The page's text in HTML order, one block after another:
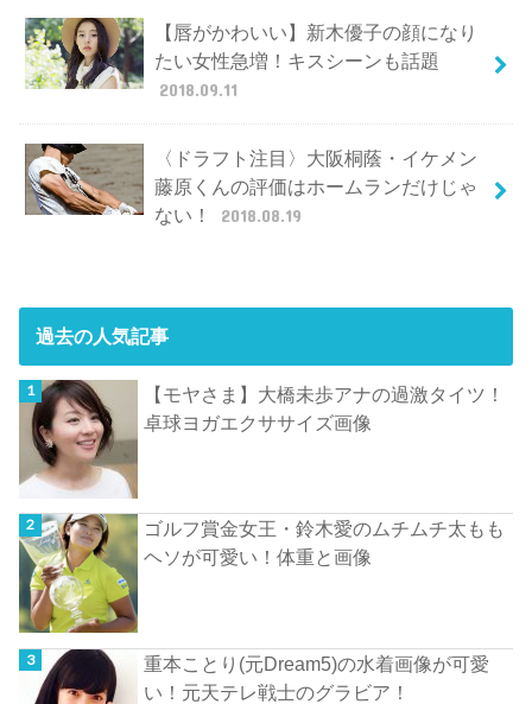
【唇がかわいい】新木優子の顔になり
たい女性急増！キスシーンも話題
2018.09.11
〈ドラフト注目〉大阪桐蔭・イケメン
藤原くんの評価はホームランだけじゃ
ない！
2018.08.19
過去の人気記事
【モヤさま】大橋未歩アナの過激タイツ！
卓球ヨガエクササイズ画像
ゴルフ賞金女王・鈴木愛のムチムチ太もも
ヘソが可愛い！体重と画像
重本ことり(元Dream5)の水着画像が可愛
い！元天テレ戦士のグラビア！